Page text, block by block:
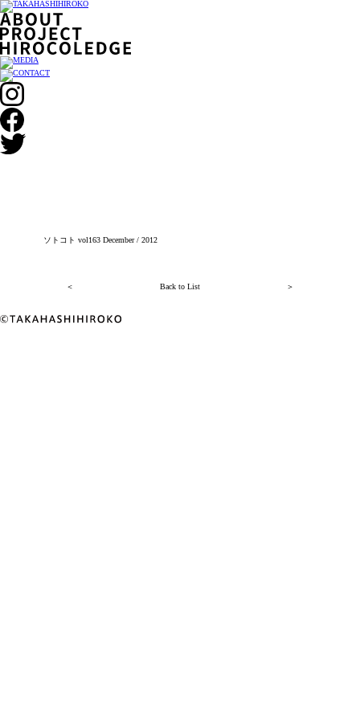
ソトコト vol163 December / 2012
＜ Back to List ＞